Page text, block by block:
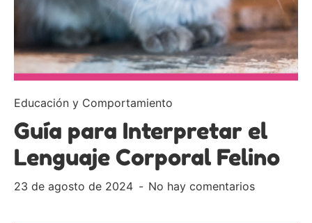
Educación y Comportamiento
Guía para Interpretar el
Lenguaje Corporal Felino
23 de agosto de 2024 No hay comentarios